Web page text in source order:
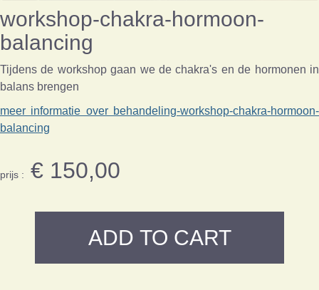
workshop-chakra-hormoon-
balancing
Tijdens de workshop gaan we de chakra's en de hormonen in
balans brengen
meer informatie over behandeling-workshop-chakra-hormoon-
balancing
prijs : € 150,00
ADD TO CART